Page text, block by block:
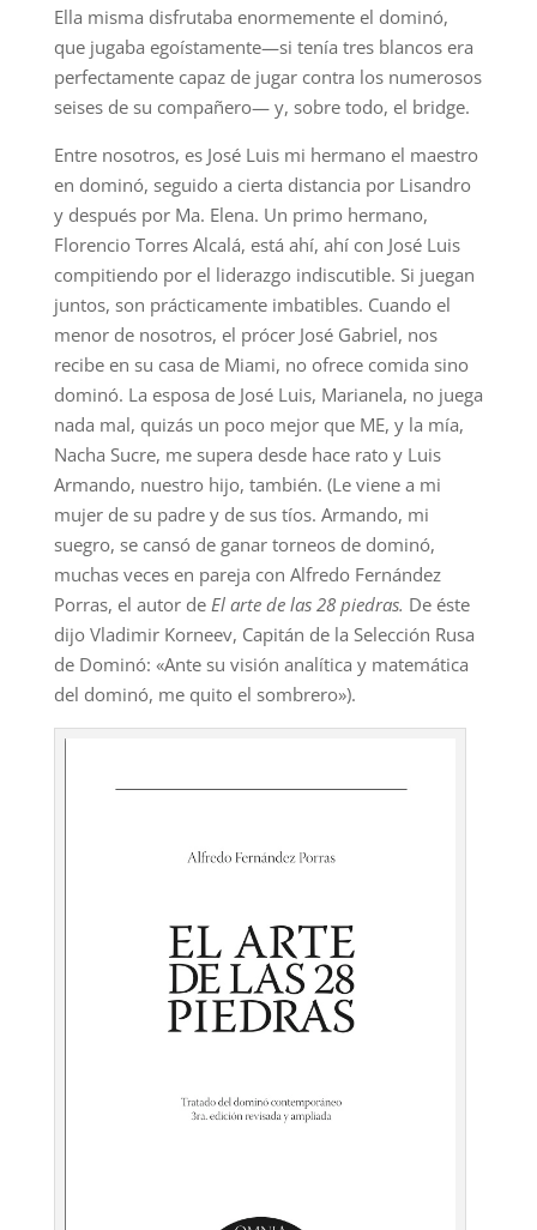
Ella misma disfrutaba enormemente el dominó,
que jugaba egoístamente—si tenía tres blancos era
perfectamente capaz de jugar contra los numerosos
seises de su compañero— y, sobre todo, el bridge.
Entre nosotros, es José Luis mi hermano el maestro
en dominó, seguido a cierta distancia por Lisandro
y después por Ma. Elena. Un primo hermano,
Florencio Torres Alcalá, está ahí, ahí con José Luis
compitiendo por el liderazgo indiscutible. Si juegan
juntos, son prácticamente imbatibles. Cuando el
menor de nosotros, el prócer José Gabriel, nos
recibe en su casa de Miami, no ofrece comida sino
dominó. La esposa de José Luis, Marianela, no juega
nada mal, quizás un poco mejor que ME, y la mía,
Nacha Sucre, me supera desde hace rato y Luis
Armando, nuestro hijo, también. (Le viene a mi
mujer de su padre y de sus tíos. Armando, mi
suegro, se cansó de ganar torneos de dominó,
muchas veces en pareja con Alfredo Fernández
Porras, el autor de El arte de las 28 piedras. De éste
dijo Vladimir Korneev, Capitán de la Selección Rusa
de Dominó: «Ante su visión analítica y matemática
del dominó, me quito el sombrero»).